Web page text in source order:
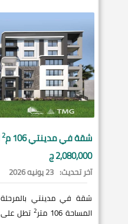
شقة فيمدينتي106 م 2
2,080,000 ج
آخر تحديث: 23 يونيه 2026
شقة في مدينتي
المساحة 106 متر
2